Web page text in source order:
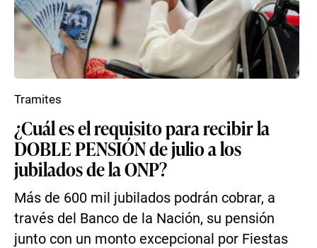
¿Cuál es el requisito para recibir la
DOBLE PENSIÓN de julio a los
jubilados de la ONP?
Más de 600 mil jubilados podrán cobrar, a
través del Banco de la Nación, su pensión
junto con un monto excepcional por Fiestas
Tramites